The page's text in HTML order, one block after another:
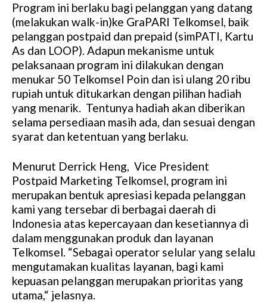
Program ini berlaku bagi pelanggan yang datang
(melakukan walk-in)ke GraPARI Telkomsel, baik
pelanggan postpaid dan prepaid (simPATI, Kartu
As dan LOOP). Adapun mekanisme untuk
pelaksanaan program ini dilakukan dengan
menukar 50 Telkomsel Poin dan isi ulang 20 ribu
rupiah untuk ditukarkan dengan pilihan hadiah
yang menarik. Tentunya hadiah akan diberikan
selama persediaan masih ada, dan sesuai dengan
syarat dan ketentuan yang berlaku.
Menurut Derrick Heng, Vice President
Postpaid Marketing Telkomsel, program ini
merupakan bentuk apresiasi kepada pelanggan
kami yang tersebar di berbagai daerah di
Indonesia atas kepercayaan dan kesetiannya di
dalam menggunakan produk dan layanan
Telkomsel. “Sebagai operator selular yang selalu
mengutamakan kualitas layanan, bagi kami
kepuasan pelanggan merupakan prioritas yang
utama,“ jelasnya.